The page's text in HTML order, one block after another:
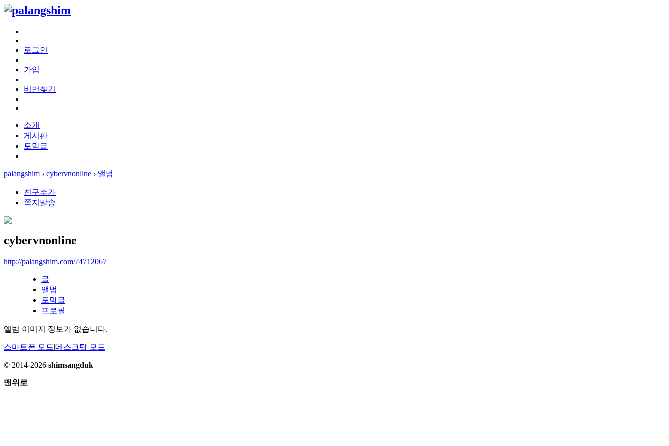
로그인
가입
비번찾기
소개
게시판
토막글
palangshim › cybervnonline › 앨범
친구추가
쪽지발송
cybervnonline
http://palangshim.com/?4712067
글
앨범
토막글
프로필
앨범 이미지 정보가 없습니다.
스마트폰 모드|데스크탑 모드
© 2014-2026 shimsangduk
맨위로